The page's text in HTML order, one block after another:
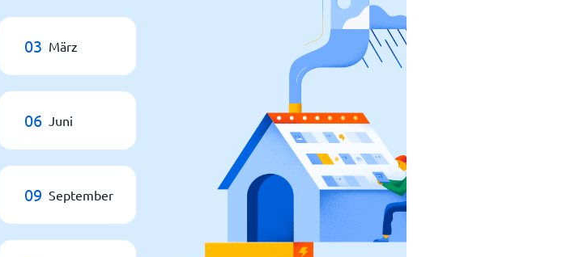
03 März
06 Juni
09 September